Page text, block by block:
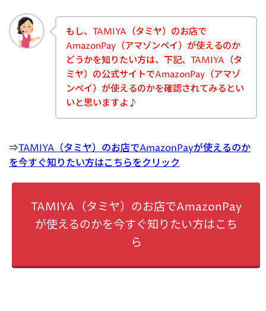
もし、TAMIYA（タミヤ）のお店で
AmazonPay（アマゾンペイ）が使えるのか
どうかを知りたい方は、下記、TAMIYA（タ
ミヤ）の公式サイトでAmazonPay（アマゾ
ンペイ）が使えるのかを確認されてみるとい
いと思いますよ♪
⇒TAMIYA（タミヤ）のお店でAmazonPayが使えるのか
を今すぐ知りたい方はこちらをクリック
TAMIYA（タミヤ）のお店でAmazonPay
が使えるのかを今すぐ知りたい方はこち
ら